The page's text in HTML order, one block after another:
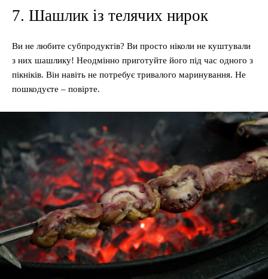
7. Шашлик із телячих нирок
Ви не любите субпродуктів? Ви просто ніколи не куштували
з них шашлику! Неодмінно приготуйте його під час одного з
пікніків. Він навіть не потребує тривалого маринування. Не
пошкодуєте – повірте.